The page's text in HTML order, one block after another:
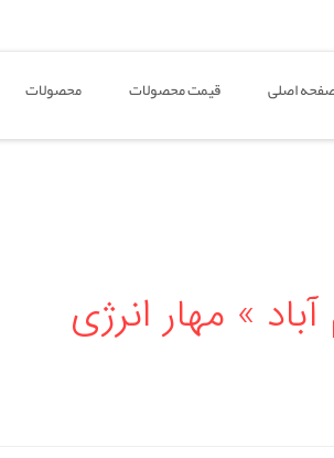
اصلی قیمت محصولات محصولات
» مهار انرژی